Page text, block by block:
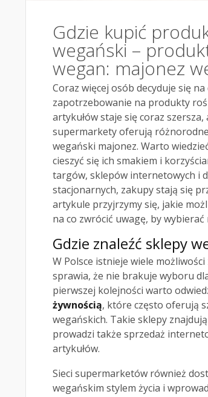
Gdzie kupić
wegański –
wegan: majonez
Coraz więcej osób decyduje się
zapotrzebowanie na produkty
artykułów staje się coraz
supermarkety oferują
wegański majonez. Warto
cieszyć się ich smakiem i
targów, sklepów internetowych i
stacjonarnych, zakupy stają się
artykule przyjrzymy się, jakie
na co zwrócić uwagę, by wybierać
Gdzie znaleźć sklepy
W Polsce istnieje wiele
sprawia, że nie brakuje wyboru
pierwszej kolejności warto
żywnością, które często oferują
wegańskich. Takie sklepy
prowadzi także sprzedaż
artykułów.
Sieci supermarketów również
wegańskim stylem życia i